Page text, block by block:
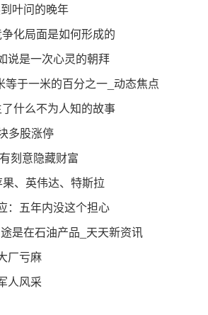
叶问的晚年
化局面是如何形成的
说是一次心灵的朝拜
于一米的百分之一_动态焦点
什么不为人知的故事
多股涨停
刻意隐藏财富
、英伟达、特斯拉
：五年内没这个担心
是在石油产品_天天新资讯
厂亏麻
人风采